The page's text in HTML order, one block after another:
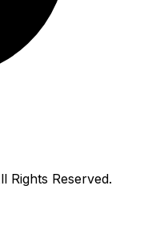
Rights Reserved.